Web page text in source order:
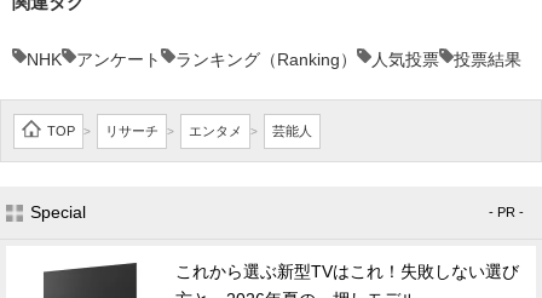
NHK アンケート ランキング（Ranking） 人気投票 投票結果
TOP > リサーチ > エンタメ > 芸能人
Special - PR -
これから選ぶ新型TVはこれ！失敗しない選び